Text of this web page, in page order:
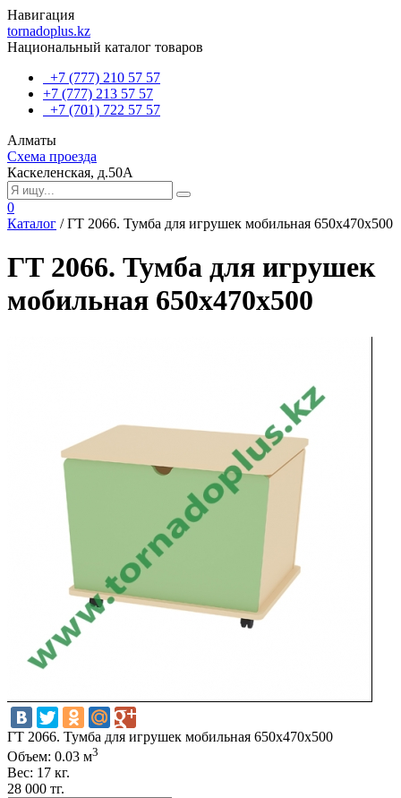
Навигация
tornadoplus.kz
Национальный каталог товаров
+7 (777) 210 57 57
+7 (777) 213 57 57
+7 (701) 722 57 57
Алматы
Схема проезда
Каскеленская, д.50А
0
Каталог /ГТ 2066. Тумба для игрушек мобильная 650x470x500
ГТ 2066. Тумба для игрушек
мобильная 650x470x500
ГТ 2066. Тумба для игрушек мобильная 650x470x500
Объем: 0.03 м3
Вес: 17 кг.
28 000 тг.